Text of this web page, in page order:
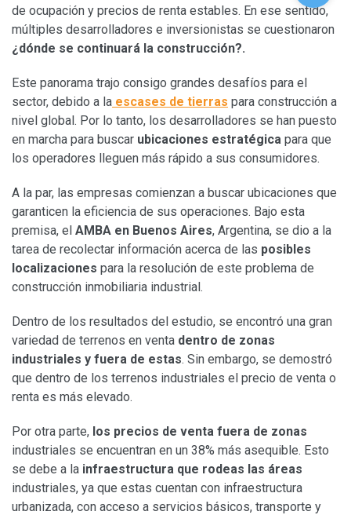
de ocupación y precios de renta estables. En ese sentido,
múltiples desarrolladores e inversionistas se cuestionaron
¿dónde se continuará la construcción?.
Este panorama trajo consigo grandes desafíos para el
sector, debido a la escases de tierras para construcción a
nivel global. Por lo tanto, los desarrolladores se han puesto
en marcha para buscar ubicaciones estratégica para que
los operadores lleguen más rápido a sus consumidores.
A la par, las empresas comienzan a buscar ubicaciones que
garanticen la eficiencia de sus operaciones. Bajo esta
premisa, el AMBA en Buenos Aires, Argentina, se dio a la
tarea de recolectar información acerca de las posibles
localizaciones para la resolución de este problema de
construcción inmobiliaria industrial.
Dentro de los resultados del estudio, se encontró una gran
variedad de terrenos en venta dentro de zonas
industriales y fuera de estas. Sin embargo, se demostró
que dentro de los terrenos industriales el precio de venta o
renta es más elevado.
Por otra parte, los precios de venta fuera de zonas
industriales se encuentran en un 38% más asequible. Esto
se debe a la infraestructura que rodeas las áreas
industriales, ya que estas cuentan con infraestructura
urbanizada, con acceso a servicios básicos, transporte y